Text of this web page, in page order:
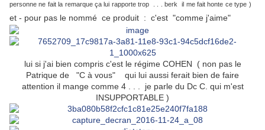
personne ne fait la remarque ça lui rapporte trop . . . berk il me fait honte ce type )
et - pour pas le nommé ce produit : c'est "comme j'aime"
lui si j'ai bien compris c'est le régime COHEN ( non pas le
Patrique de "C à vous" qui lui aussi ferait bien de faire
attention il mange comme 4 . . . je parle du Dc C. qui m'est
INSUPPORTABLE )